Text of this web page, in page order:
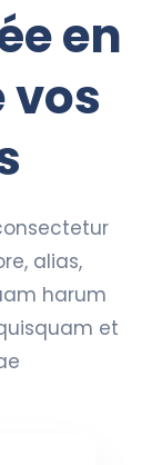
en
vos
alias,
harum
et